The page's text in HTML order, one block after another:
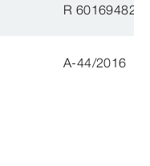
R 60169482
A-44/2016